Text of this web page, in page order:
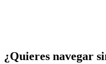
¿Quieres navegar